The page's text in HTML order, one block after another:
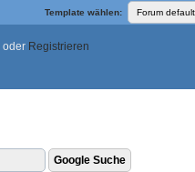
Template wählen:
oder Registrieren